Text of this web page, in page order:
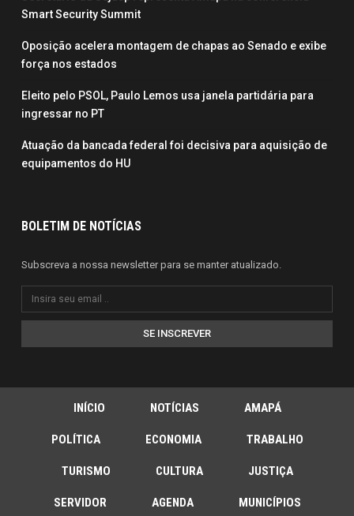
Smart Security Summit
Oposição acelera montagem de chapas ao Senado e exibe
força nos estados
Eleito pelo PSOL, Paulo Lemos usa janela partidária para
ingressar no PT
Atuação da bancada federal foi decisiva para aquisição de
equipamentos do HU
BOLETIM DE NOTÍCIAS
Subscreva a nossa newsletter para se manter atualizado.
SE INSCREVER
INÍCIO NOTÍCIAS AMAPÁ
POLÍTICA ECONOMIA TRABALHO
TURISMO CULTURA JUSTIÇA
SERVIDOR AGENDA MUNICÍPIOS